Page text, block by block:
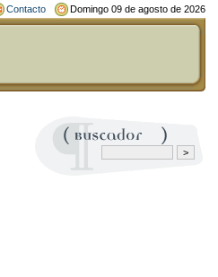
Contacto Domingo 09 de agosto de 2026